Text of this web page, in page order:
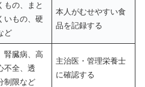
もの、まと
いもの、硬
ど
本人がむせやすい食
品を記録する
腎臓病、高
不全、透
制限など
主治医・管理栄養士
に確認する